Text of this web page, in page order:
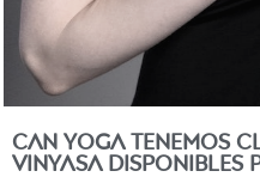
CAN yOGA tenemos
Vinyasa disponibles